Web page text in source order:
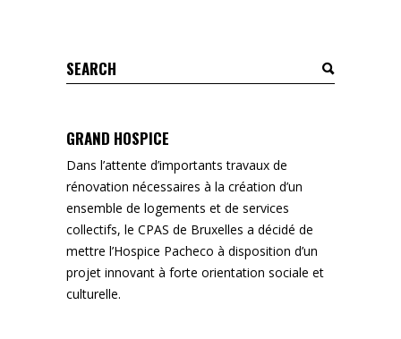
Search
for:
GRAND HOSPICE
Dans l’attente d’importants travaux de
rénovation nécessaires à la création d’un
ensemble de logements et de services
collectifs, le CPAS de Bruxelles a décidé de
mettre l’Hospice Pacheco à disposition d’un
projet innovant à forte orientation sociale et
culturelle.